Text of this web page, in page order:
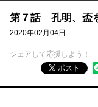
第７話 孔明、盃
2020年02月04日
シェアして応援しよう！
ポスト